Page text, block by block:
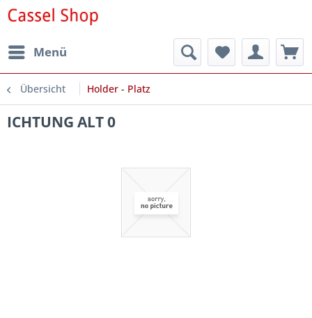
Menü
Übersicht Holder - Platz
ICHTUNG ALT 0